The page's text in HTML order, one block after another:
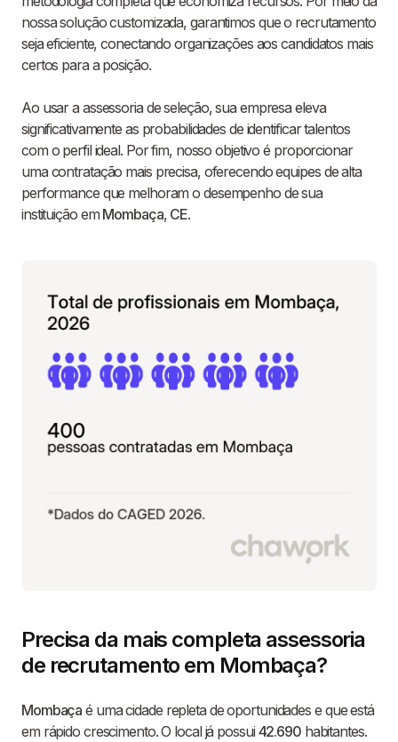
nossa solução customizada, garantimos que o recrutamento
seja eficiente, conectando organizações aos candidatos mais
certos para a posição.
Ao usar a assessoria de seleção, sua empresa eleva
significativamente as probabilidades de identificar talentos
com o perfil ideal. Por fim, nosso objetivo é proporcionar
uma contratação mais precisa, oferecendo equipes de alta
performance que melhoram o desempenho de sua
instituição em Mombaça, CE.
Precisa da mais completa assessoria
de recrutamento em Mombaça?
Mombaça é uma cidade repleta de oportunidades e que está
em rápido crescimento. O local já possui 42.690habitantes.